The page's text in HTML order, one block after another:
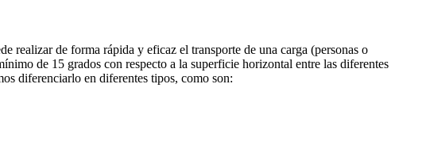
realizar de forma rápida y eficaz el transporte de una carga (personas o
de 15 grados con respecto a la superficie horizontal entre las diferentes
diferenciarlo en diferentes tipos, como son: